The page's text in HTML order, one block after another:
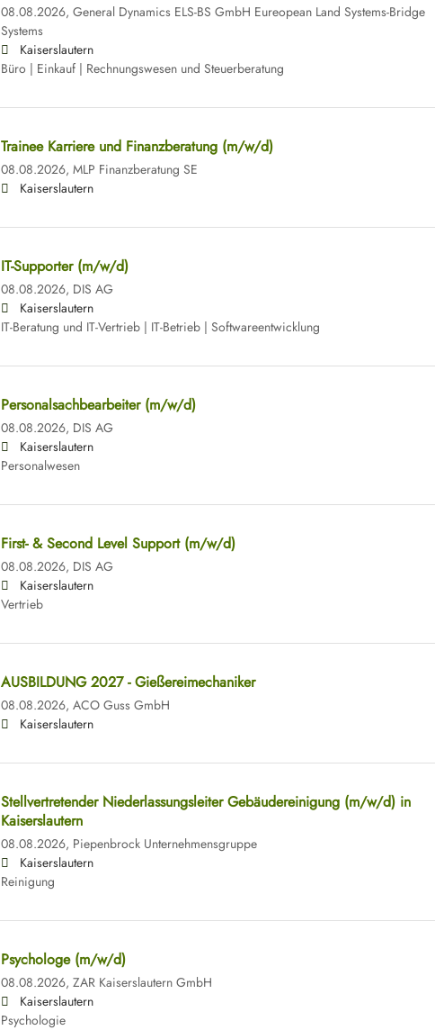
08.08.2026, General Dynamics ELS-BS GmbH Eureopean Land Systems-Bridge
Systems
Kaiserslautern
Büro | Einkauf | Rechnungswesen und Steuerberatung
Trainee Karriere und Finanzberatung (m/w/d)
08.08.2026, MLP Finanzberatung SE
Kaiserslautern
IT-Supporter (m/w/d)
08.08.2026, DIS AG
Kaiserslautern
IT-Beratung und IT-Vertrieb | IT-Betrieb | Softwareentwicklung
Personalsachbearbeiter (m/w/d)
08.08.2026, DIS AG
Kaiserslautern
Personalwesen
First- & Second Level Support (m/w/d)
08.08.2026, DIS AG
Kaiserslautern
Vertrieb
AUSBILDUNG 2027 - Gießereimechaniker
08.08.2026, ACO Guss GmbH
Kaiserslautern
Stellvertretender Niederlassungsleiter Gebäudereinigung (m/w/d) in
Kaiserslautern
08.08.2026, Piepenbrock Unternehmensgruppe
Kaiserslautern
Reinigung
Psychologe (m/w/d)
08.08.2026, ZAR Kaiserslautern GmbH
Kaiserslautern
Psychologie